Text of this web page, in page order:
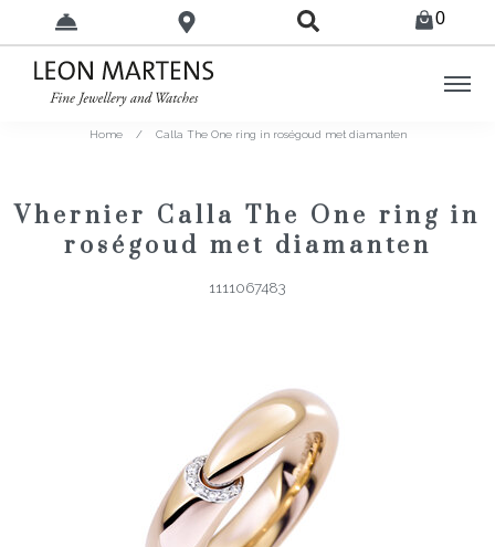
0
Home / Calla The One ring in roségoud met diamanten
Vhernier Calla The One ring in
roségoud met diamanten
1111067483